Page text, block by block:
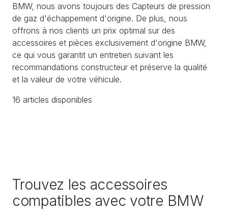
BMW, nous avons toujours des Capteurs de pression
de gaz d'échappement d'origine. De plus, nous
offrons à nos clients un prix optimal sur des
accessoires et pièces exclusivement d'origine BMW,
ce qui vous garantit un entretien suivant les
recommandations constructeur et préserve la qualité
et la valeur de votre véhicule.
16 articles disponibles
Trouvez les accessoires
compatibles avec votre BMW